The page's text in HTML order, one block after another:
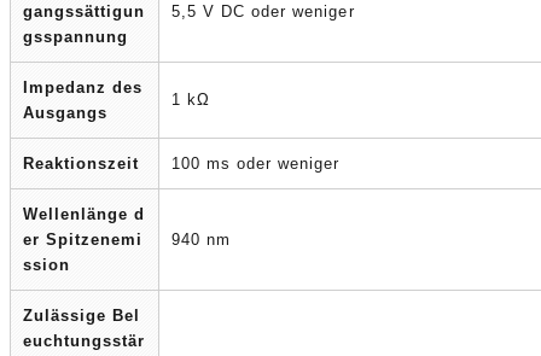
gangssättigun
gsspannung
5,5 V DC oder weniger
Impedanz des
Ausgangs
1 kΩ
Reaktionszeit 100 ms oder weniger
Wellenlänge d
er Spitzenemi
ssion
940 nm
Zulässige Bel
euchtungsstär